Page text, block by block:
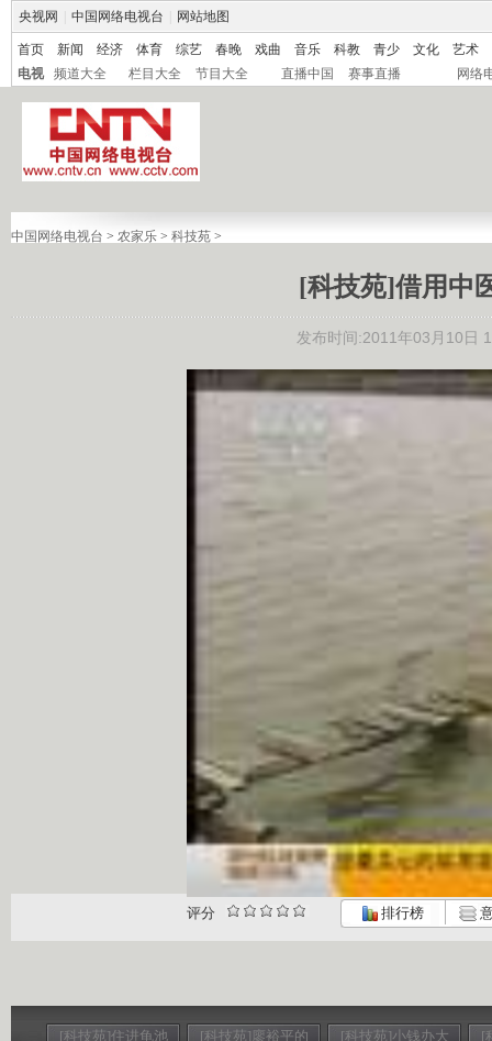
央视网 中国网络电视台 网站地图
首页 新闻 经济 体育 综艺 春晚 戏曲 音乐 科教 青少 文化
艺术
电视
频道大全 栏目大全 节目大全 直播中国 赛事直播 网络
中国网络电视台 > 农家乐 > 科技苑 >
[科技苑]借用中
发布时间:2011年03月10日
评分 排行榜
[科技苑]住进龟池
[科技苑]廖裕平的
[科技苑]小钱办大
[